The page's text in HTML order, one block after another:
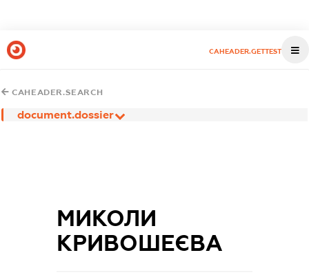
CAHEADER.GETTEST
CAHEADER.SEARCH
document.dossier
МИКОЛИ
КРИВОШЕЄВА